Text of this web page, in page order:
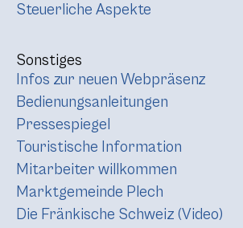
Steuerliche Aspekte
Sonstiges
Infos zur neuen Webpräsenz
Bedienungsanleitungen
Pressespiegel
Touristische Information
Mitarbeiter willkommen
Marktgemeinde Plech
Die Fränkische Schweiz (Video)